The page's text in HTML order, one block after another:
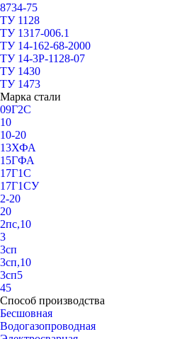
8734-75
ТУ 1128
ТУ 1317-006.1
ТУ 14-162-68-2000
ТУ 14-3Р-1128-07
ТУ 1430
ТУ 1473
Марка стали
09Г2С
10
10-20
13ХФА
15ГФА
17Г1С
17Г1СУ
2-20
20
2пс,10
3
3сп
3сп,10
3сп5
45
Способ производства
Бесшовная
Водогазопроводная